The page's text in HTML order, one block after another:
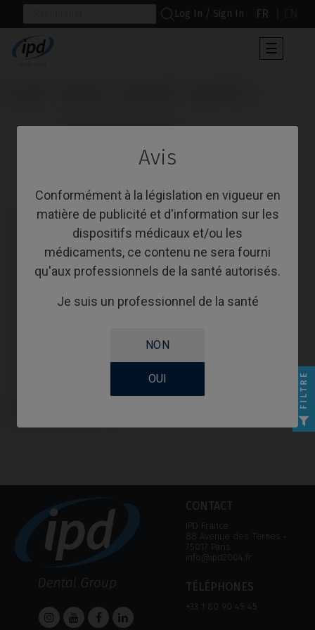
Avis
Conformément à la législation en vigueur en
matière de publicité et d'information sur les
dispositifs médicaux et/ou les
médicaments, ce contenu ne sera fourni
qu'aux professionnels de la santé autorisés.
Je suis un professionnel de la santé
NON
OUI
Log In / Sign In FR
Toggle
☰
                      Pilier de Cicatrisation
CONTACT
IPD France
88 Avenue des Ternes ‑
75017 Paris
info@ipd2004.fr
TÉLÉPHONES
+33 1 80 90 45 45
FILTRE